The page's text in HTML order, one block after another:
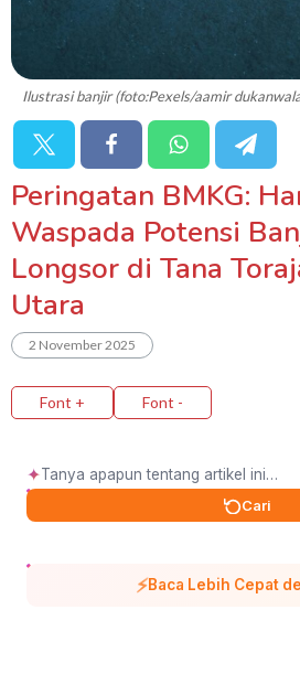
Ilustrasi banjir (foto:Pexels/aamir
Peringatan BMKG:
Waspada Potensi
Longsor di Tana
Utara
2 November 2025
Font + Font -
✦
Cari
⚡Baca Lebih Cepat